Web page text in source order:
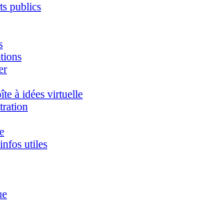
publics
à idées virtuelle
utiles